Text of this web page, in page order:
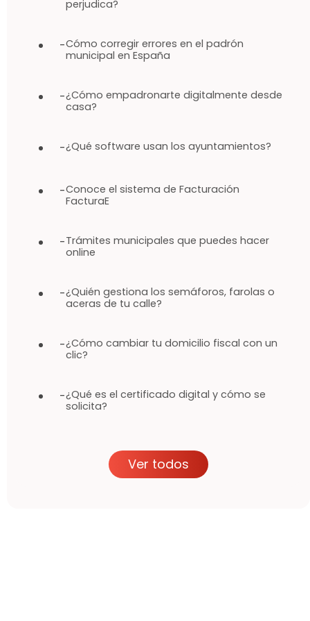
perjudica?
-Cómo corregir errores en el padrón
municipal en España
-¿Cómo empadronarte digitalmente desde
casa?
-¿Qué software usan los ayuntamientos?
-Conoce el sistema de Facturación
FacturaE
-Trámites municipales que puedes hacer
online
-¿Quién gestiona los semáforos, farolas o
aceras de tu calle?
-¿Cómo cambiar tu domicilio fiscal con un
clic?
-¿Qué es el certificado digital y cómo se
solicita?
Ver todos